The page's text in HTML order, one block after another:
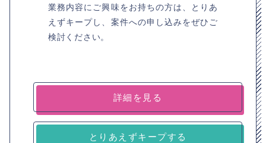
業務内容にご興味をお持ちの方は、とりあ
えずキープし、案件への申し込みをぜひご
検討ください。
詳細を見る
とりあえずキープする